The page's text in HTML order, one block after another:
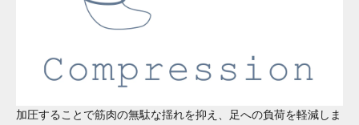
加圧することで筋肉の無駄な揺れを抑え、足への負荷を軽減しま